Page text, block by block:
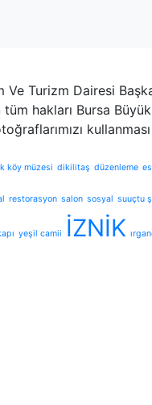
Turizm Dairesi
hakları Bursa
köy müzesi dikilitaş düzenleme
restorasyon salon sosyal suuçtu
yeşil camii İZNİK